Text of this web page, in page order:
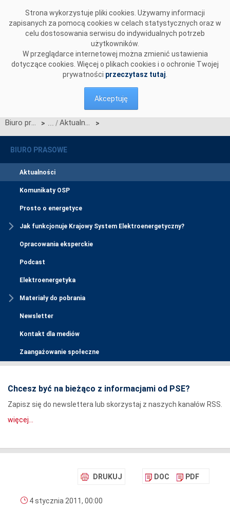
Strona wykorzystuje pliki cookies. Używamy informacji
zapisanych za pomocą cookies w celach statystycznych oraz w
celu dostosowania serwisu do indywidualnych potrzeb
użytkowników.
W przeglądarce internetowej można zmienić ustawienia
dotyczące cookies. Więcej o plikach cookies i o ochronie Twojej
prywatności przeczytasz tutaj
Akceptuję
Biuro prasowe > Aktualności >
BIURO PRASOWE
Aktualności
Komunikaty OSP
Prosto o energetyce
Jak funkcjonuje Krajowy System Elektroenergetyczny?
Opracowania eksperckie
Podcast
Elektroenergetyka
Materiały do pobrania
Newsletter
Kontakt dla mediów
Zaangażowanie społeczne
Chcesz być na bieżąco z informacjami od PSE?
Zapisz się do newslettera lub skorzystaj z naszych kanałów RSS.
więcej...
DRUKUJ DOC PDF
4 stycznia 2011, 00:00